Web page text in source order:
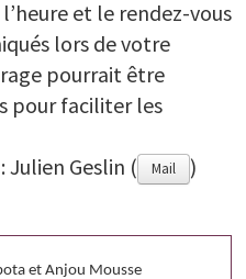
et le rendez-vous
lors de votre
pourrait être
pour faciliter les
Geslin (
Mail )
et Anjou Mousse